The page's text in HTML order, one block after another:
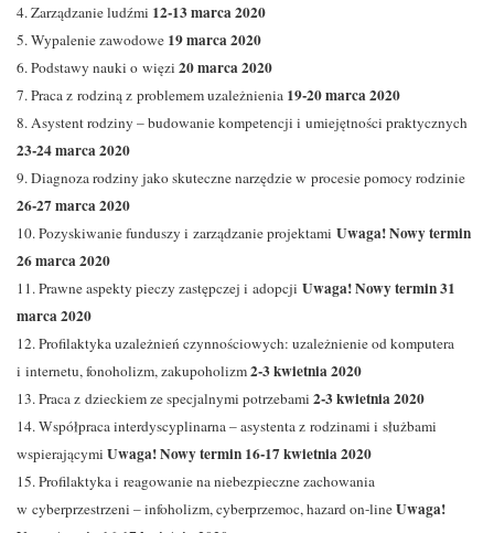
4. Zarządzanie ludźmi 12-13 marca 2020
5. Wypalenie zawodowe 19 marca 2020
6. Podstawy nauki o więzi 20 marca 2020
7. Praca z rodziną z problemem uzależnienia 19-20 marca 2020
8. Asystent rodziny – budowanie kompetencji i umiejętności praktycznych
23-24 marca 2020
9. Diagnoza rodziny jako skuteczne narzędzie w procesie pomocy rodzinie
26-27 marca 2020
10. Pozyskiwanie funduszy i zarządzanie projektami Uwaga! Nowy termin
26 marca 2020
11. Prawne aspekty pieczy zastępczej i adopcji Uwaga! Nowy termin 31
marca 2020
12. Profilaktyka uzależnień czynnościowych: uzależnienie od komputera
i internetu, fonoholizm, zakupoholizm2-3 kwietnia 2020
13. Praca z dzieckiem ze specjalnymi potrzebami 2-3 kwietnia 2020
14. Współpraca interdyscyplinarna – asystenta z rodzinami i służbami
wspierającymi Uwaga! Nowy termin 16-17 kwietnia 2020
15. Profilaktyka i reagowanie na niebezpieczne zachowania
w cyberprzestrzeni – infoholizm, cyberprzemoc, hazard on-lineUwaga!